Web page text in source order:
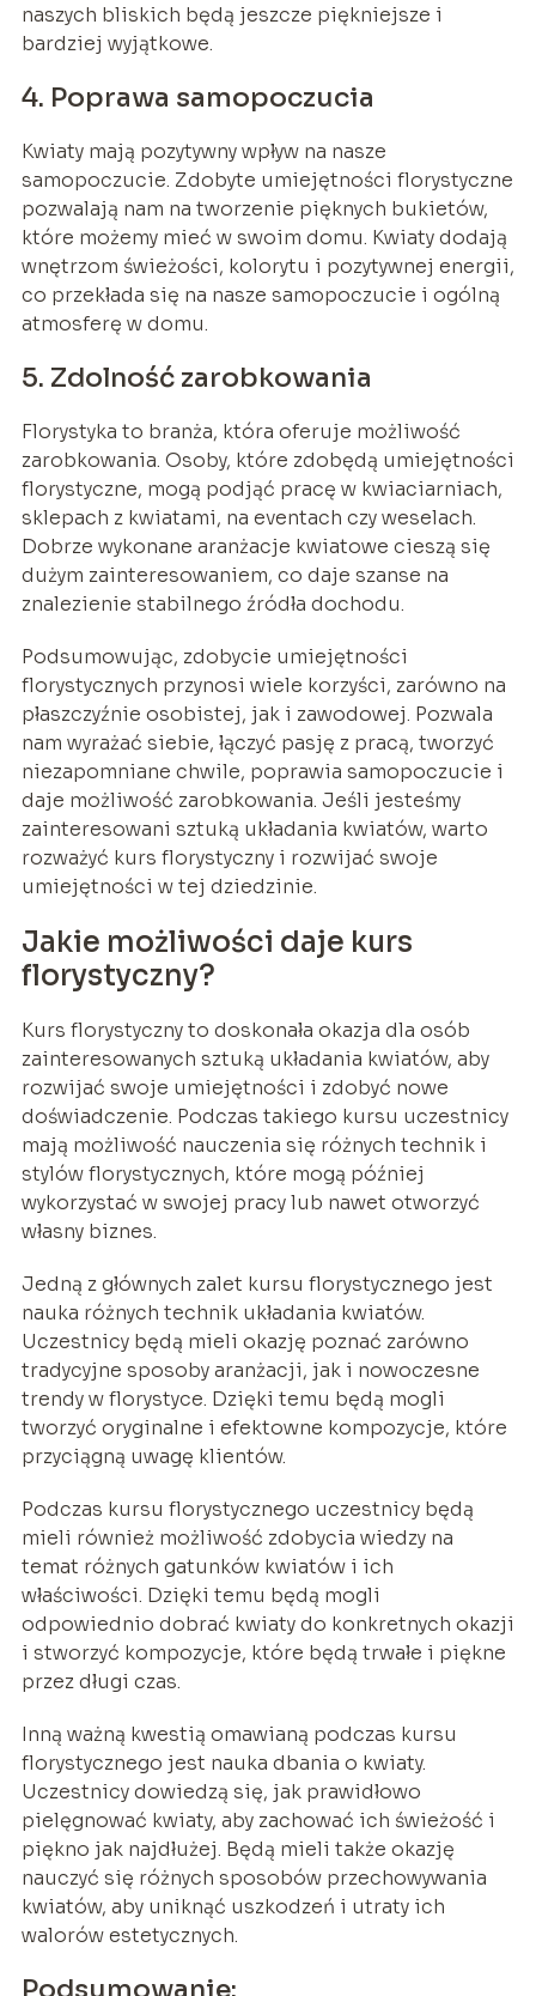
naszych bliskich będą jeszcze piękniejsze i
bardziej wyjątkowe.
4. Poprawa samopoczucia
Kwiaty mają pozytywny wpływ na nasze
samopoczucie. Zdobyte umiejętności florystyczne
pozwalają nam na tworzenie pięknych bukietów,
które możemy mieć w swoim domu. Kwiaty dodają
wnętrzom świeżości, kolorytu i pozytywnej energii,
co przekłada się na nasze samopoczucie i ogólną
atmosferę w domu.
5. Zdolność zarobkowania
Florystyka to branża, która oferuje możliwość
zarobkowania. Osoby, które zdobędą umiejętności
florystyczne, mogą podjąć pracę w kwiaciarniach,
sklepach z kwiatami, na eventach czy weselach.
Dobrze wykonane aranżacje kwiatowe cieszą się
dużym zainteresowaniem, co daje szanse na
znalezienie stabilnego źródła dochodu.
Podsumowując, zdobycie umiejętności
florystycznych przynosi wiele korzyści, zarówno na
płaszczyźnie osobistej, jak i zawodowej. Pozwala
nam wyrażać siebie, łączyć pasję z pracą, tworzyć
niezapomniane chwile, poprawia samopoczucie i
daje możliwość zarobkowania. Jeśli jesteśmy
zainteresowani sztuką układania kwiatów, warto
rozważyć kurs florystyczny i rozwijać swoje
umiejętności w tej dziedzinie.
Jakie możliwości daje kurs
florystyczny?
Kurs florystyczny to doskonała okazja dla osób
zainteresowanych sztuką układania kwiatów, aby
rozwijać swoje umiejętności i zdobyć nowe
doświadczenie. Podczas takiego kursu uczestnicy
mają możliwość nauczenia się różnych technik i
stylów florystycznych, które mogą później
wykorzystać w swojej pracy lub nawet otworzyć
własny biznes.
Jedną z głównych zalet kursu florystycznego jest
nauka różnych technik układania kwiatów.
Uczestnicy będą mieli okazję poznać zarówno
tradycyjne sposoby aranżacji, jak i nowoczesne
trendy w florystyce. Dzięki temu będą mogli
tworzyć oryginalne i efektowne kompozycje, które
przyciągną uwagę klientów.
Podczas kursu florystycznego uczestnicy będą
mieli również możliwość zdobycia wiedzy na
temat różnych gatunków kwiatów i ich
właściwości. Dzięki temu będą mogli
odpowiednio dobrać kwiaty do konkretnych okazji
i stworzyć kompozycje, które będą trwałe i piękne
przez długi czas.
Inną ważną kwestią omawianą podczas kursu
florystycznego jest nauka dbania o kwiaty.
Uczestnicy dowiedzą się, jak prawidłowo
pielęgnować kwiaty, aby zachować ich świeżość i
piękno jak najdłużej. Będą mieli także okazję
nauczyć się różnych sposobów przechowywania
kwiatów, aby uniknąć uszkodzeń i utraty ich
walorów estetycznych.
Podsumowanie: